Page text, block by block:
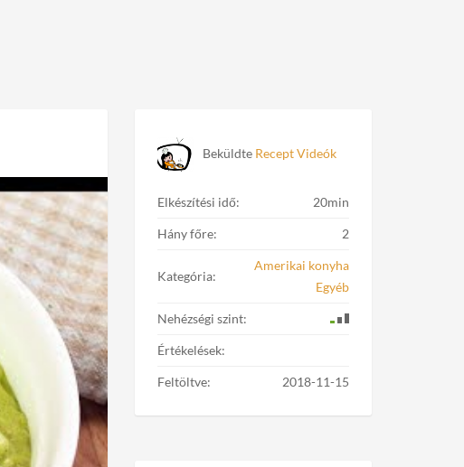
Beküldte Recept Videók
Elkészítési idő: 20min
Hány főre: 2
Kategória:
Amerikai konyha
Egyéb
Nehézségi szint:
Értékelések:
Feltöltve: 2018-11-15